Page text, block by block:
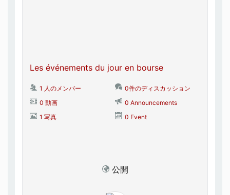
Les événements du jour en bourse
1 人のメンバー
0件のディスカッション
0 動画
0 Announcements
1 写真
0 Event
公開